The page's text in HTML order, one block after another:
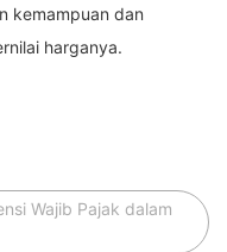
kemampuan dan
harganya.
Wajib Pajak dalam